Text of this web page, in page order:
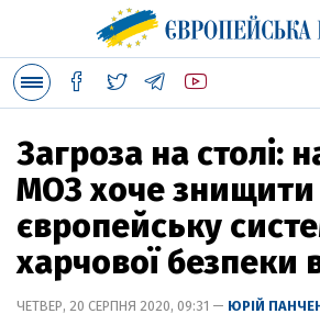
Загроза на столі:
МОЗ хоче знищити
європейську
харчової безпеки
ЧЕТВЕР, 20 СЕРПНЯ 2020, 09:31 — ЮРІЙ